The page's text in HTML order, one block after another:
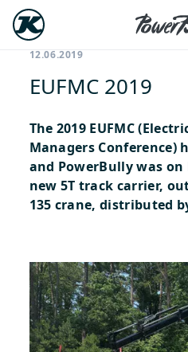
12.06.2019
EUFMC 2019
The 2019 EUFMC
Managers Conference)
and PowerBully was
new 5T track carrier,
135 crane, distributed